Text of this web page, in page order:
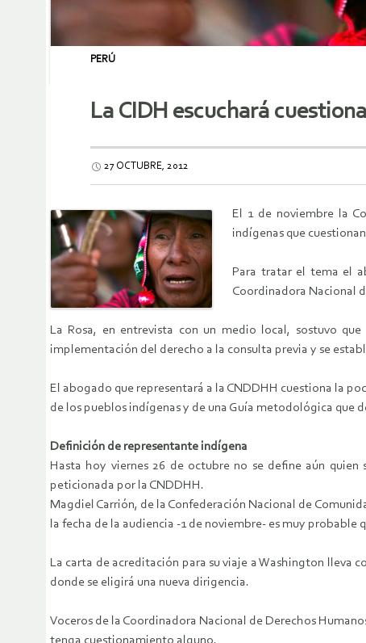
PERÚ
La CIDH escuchará
27 OCTUBRE, 2012
El 1 de noviembre la
indígenas que
Para tratar el tema el
Coordinadora Nacional
La Rosa, en entrevista con un medio local, sostuvo
implementación del derecho a la consulta previa y se
El abogado que representará a la CNDDHH cuestiona la
de los pueblos indígenas y de una Guía metodológica que
Definición de representante indígena
Hasta hoy viernes 26 de octubre no se define aún
peticionada por la CNDDHH.
Magdiel Carrión, de la Confederación Nacional de
la fecha de la audiencia -1 de noviembre- es muy probable
La carta de acreditación para su viaje a Washington lleva
donde se eligirá una nueva dirigencia.
Voceros de la Coordinadora Nacional de Derechos